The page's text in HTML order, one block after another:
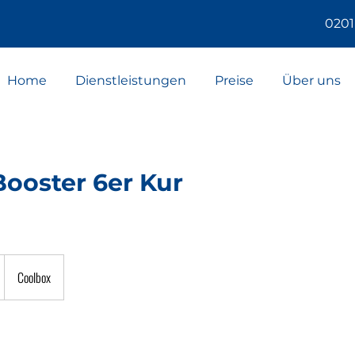
Home Dienstleistungen Preise Über uns
6er Kur
Coolbox